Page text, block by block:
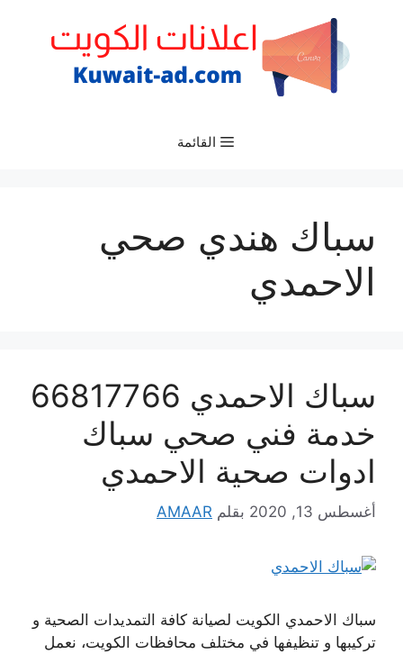
القائمة
سباك هندي صحي
الاحمدي
سباك الاحمدي 66817766
خدمة فني صحي سباك
ادوات صحية الاحمدي
أغسطس 13, 2020 بقلم AMAAR
سباك الاحمدي الكويت لصيانة كافة التمديدات الصحية و
تركيبها و تنظيفها في مختلف محافظات الكويت، نعمل